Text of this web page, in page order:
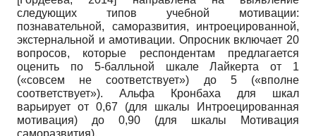
следующих типов учебной мотивации:
познавательной, саморазвития, интроецированной,
экстернальной и амотивации. Опросник включает 20
вопросов, которые респондентам предлагается
оценить по 5-балльной шкале Лайкерта от 1
(«совсем не соответствует») до 5 («вполне
соответствует»). Альфа Кронбаха для шкал
варьирует от 0,67 (для шкалы Интроецированная
мотивация) до 0,90 (для шкалы Мотивация
саморазвития).